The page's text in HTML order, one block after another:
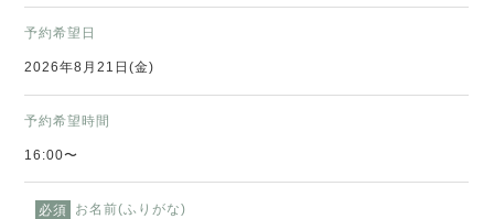
予約希望日
2026年8月21日(金)
予約希望時間
16:00〜
必須 お名前(ふりがな)